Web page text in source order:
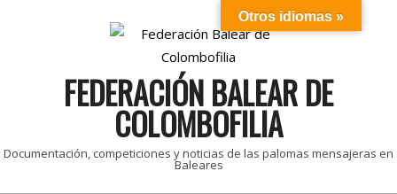
FEDERACIÓN BALEAR DE
COLOMBOFILIA
Documentación, competiciones y noticias de las palomas mensajeras en
Baleares
Otros idiomas »